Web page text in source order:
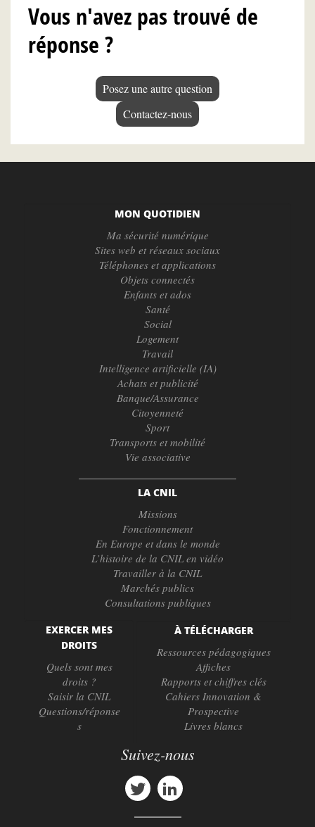
Vous n'avez pas trouvé de
réponse ?
Posez une autre question
Contactez-nous
MON QUOTIDIEN
Ma sécurité numérique
Sites web et réseaux sociaux
Téléphones et applications
Objets connectés
Enfants et ados
Santé
Social
Logement
Travail
Intelligence artificielle (IA)
Achats et publicité
Banque/Assurance
Citoyenneté
Sport
Transports et mobilité
Vie associative
LA CNIL
Missions
Fonctionnement
En Europe et dans le monde
L’histoire de la CNIL en vidéo
Travailler à la CNIL
Marchés publics
Consultations publiques
EXERCER MES
DROITS
Quels sont mes
droits ?
Saisir la CNIL
Questions/réponse
s
À TÉLÉCHARGER
Ressources pédagogiques
Affiches
Rapports et chiffres clés
Cahiers Innovation &
Prospective
Livres blancs
Suivez-nous